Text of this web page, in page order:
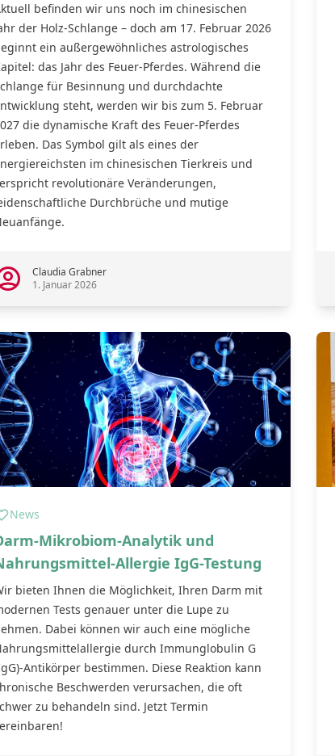
befinden wir uns noch im chinesischen
der Holz-Schlange – doch am 17. Februar 2026
ein außergewöhnliches astrologisches
das Jahr des Feuer-Pferdes. Während die
für Besinnung und durchdachte
steht, werden wir bis zum 5. Februar
die dynamische Kraft des Feuer-Pferdes
Das Symbol gilt als eines der
im chinesischen Tierkreis und
revolutionäre Veränderungen,
Durchbrüche und mutige
Claudia Grabner
1. Januar 2026
News
Mikrobiom-Analytik und
Allergie IgG-Testung
bieten Ihnen die Möglichkeit, Ihren Darm mit
Tests genauer unter die Lupe zu
Dabei können wir auch eine mögliche
durch Immunglobulin G
Antikörper bestimmen. Diese Reaktion kann
Beschwerden verursachen, die oft
zu behandeln sind. Jetzt Termin